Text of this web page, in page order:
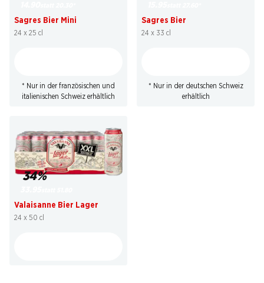
Sagres Bier Mini
24 x 25 cl
* Nur in der französischen und
italienischen Schweiz erhältlich
Sagres Bier
24 x 33 cl
* Nur in der deutschen Schweiz
erhältlich
34%
Valaisanne Bier Lager
24 x 50 cl